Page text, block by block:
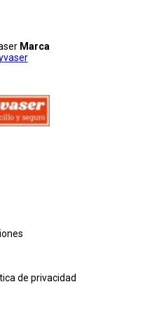
Marca
de privacidad